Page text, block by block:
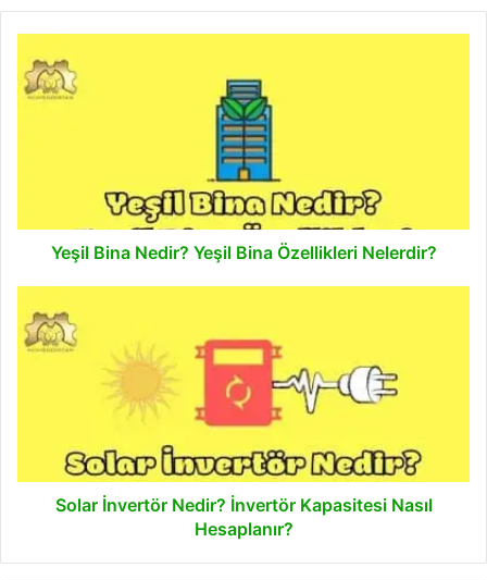
Bina
Nedir?
Yeşil Bina Nedir? Yeşil Bina Özellikleri Nelerdir?
İnvertör
Nedir?
Solar İnvertör Nedir? İnvertör Kapasitesi Nasıl
Hesaplanır?